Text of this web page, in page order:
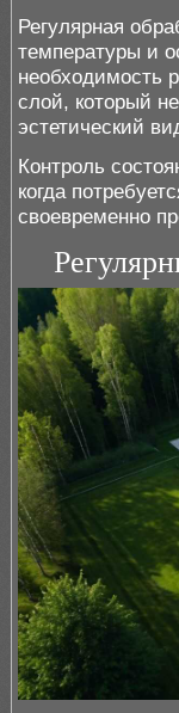
Регулярная
температуры и
необходимость
слой, который
эстетический
Контроль
когда
своевременно